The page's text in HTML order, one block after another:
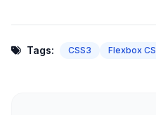
Tags: CSS3 Flexbox